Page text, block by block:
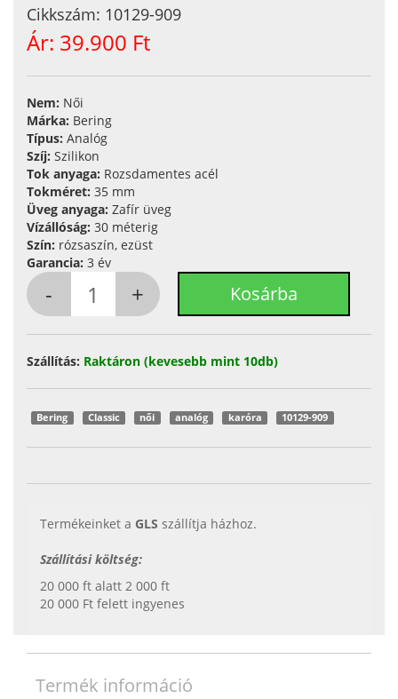
Cikkszám: 10129-909
Ár: 39.900 Ft
Nem: Női
Márka: Bering
Típus: Analóg
Szíj: Szilikon
Tok anyaga: Rozsdamentes acél
Tokméret: 35 mm
Üveg anyaga: Zafír üveg
Vízállóság: 30 méterig
Szín: rózsaszín, ezüst
Garancia: 3 év
Szállítás: Raktáron (kevesebb mint 10db)
Bering Classic női analóg karóra 10129-909
Termékeinket a GLS szállítja házhoz.
Szállítási költség:
20 000 ft alatt 2 000 ft
20 000 Ft felett ingyenes
Termék információ